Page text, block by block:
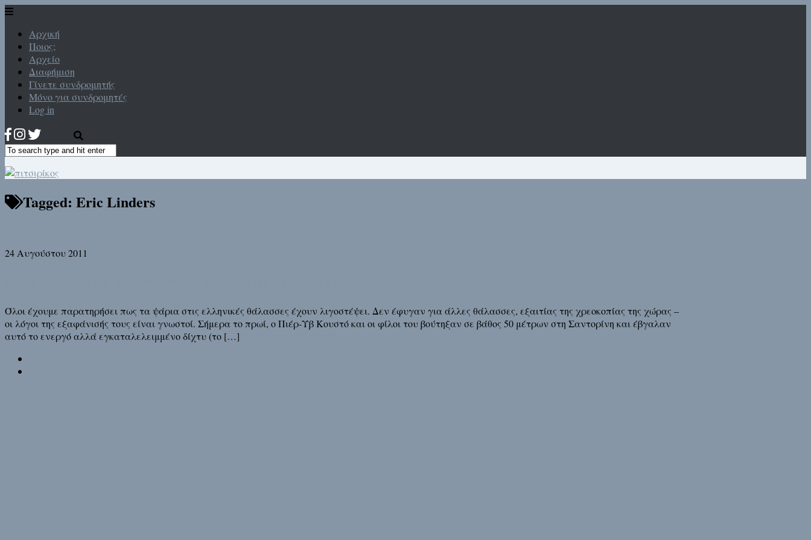
Αρχική
Ποιος;
Αρχείο
Διαφήμιση
Γίνετε συνδρομητής
Μόνο για συνδρομητές
Log in
Tagged: Eric Linders
24 Αυγούστου 2011
Όλοι έχουμε παρατηρήσει πως τα ψάρια στις ελληνικές θάλασσες έχουν λιγοστέψει. Δεν έφυγαν για άλλες θάλασσες, εξαιτίας της χρεοκοπίας της χώρας –
οι λόγοι της εξαφάνισής τους είναι γνωστοί. Σήμερα το πρωί, ο Πιέρ-Υβ Κουστό και οι φίλοι του βούτηξαν σε βάθος 50 μέτρων στη Σαντορίνη και έβγαλαν
αυτό το ενεργό αλλά εγκαταλελειμμένο δίχτυ (το […]